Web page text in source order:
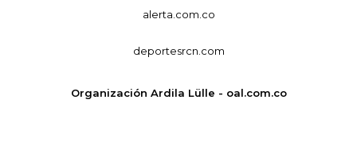
alerta.com.co
deportesrcn.com
Organización Ardila Lülle - oal.com.co